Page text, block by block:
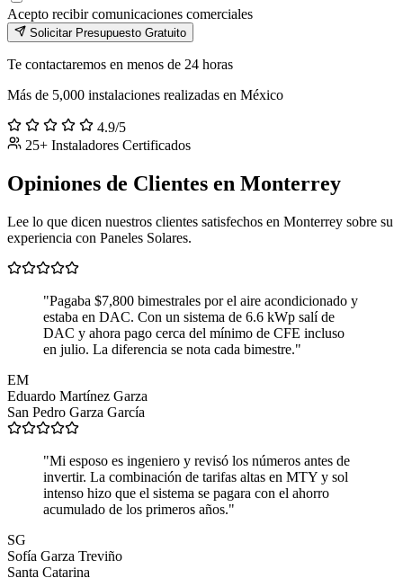
Acepto recibir comunicaciones comerciales
Solicitar Presupuesto Gratuito
Te contactaremos en menos de 24 horas
Más de 5,000 instalaciones realizadas en México
4.9/5
25+ Instaladores Certificados
Opiniones de Clientes en Monterrey
Lee lo que dicen nuestros clientes satisfechos en Monterrey sobre su
experiencia con Paneles Solares.
"Pagaba $7,800 bimestrales por el aire acondicionado y
estaba en DAC. Con un sistema de 6.6 kWp salí de
DAC y ahora pago cerca del mínimo de CFE incluso
en julio. La diferencia se nota cada bimestre."
EM
Eduardo Martínez Garza
San Pedro Garza García
"Mi esposo es ingeniero y revisó los números antes de
invertir. La combinación de tarifas altas en MTY y sol
intenso hizo que el sistema se pagara con el ahorro
acumulado de los primeros años."
SG
Sofía Garza Treviño
Santa Catarina